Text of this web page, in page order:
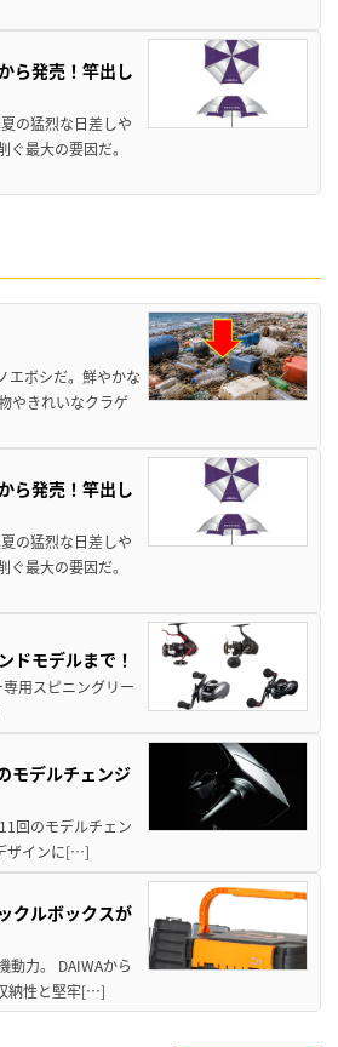
ら発売！竿出し
の猛烈な日差しや
最大の要因だ。
エボシだ。鮮やかな
やきれいなクラゲ
ら発売！竿出し
の猛烈な日差しや
最大の要因だ。
ドモデルまで！
用スピニングリー
モデルチェンジ
回のモデルチェン
ザインに[…]
クルボックスが
動力。 DAIWAから
納性と堅牢[…]